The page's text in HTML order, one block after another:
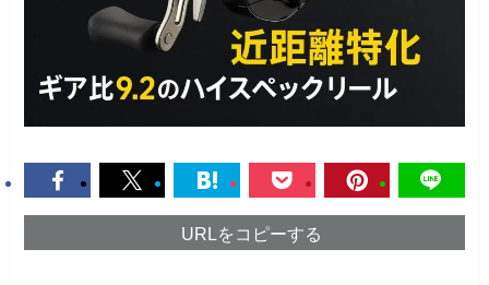
URLをコピーする